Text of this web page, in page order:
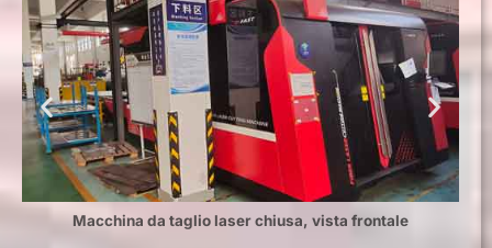
Macchina da taglio laser chiusa, vista frontale